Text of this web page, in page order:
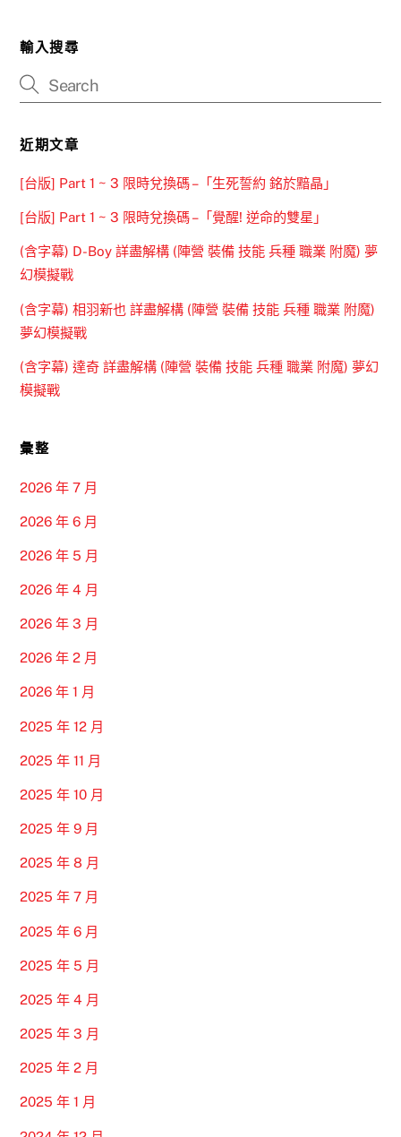
輸入搜尋
近期文章
[台版] Part 1 ~ 3 限時兌換碼 –「生死誓約 銘於黯晶」
[台版] Part 1 ~ 3 限時兌換碼 –「覺醒! 逆命的雙星」
(含字幕) D-Boy 詳盡解構 (陣營 裝備 技能 兵種 職業 附魔) 夢
幻模擬戰
(含字幕) 相羽新也 詳盡解構 (陣營 裝備 技能 兵種 職業 附魔)
夢幻模擬戰
(含字幕) 達奇 詳盡解構 (陣營 裝備 技能 兵種 職業 附魔) 夢幻
模擬戰
彙整
2026 年 7 月
2026 年 6 月
2026 年 5 月
2026 年 4 月
2026 年 3 月
2026 年 2 月
2026 年 1 月
2025 年 12 月
2025 年 11 月
2025 年 10 月
2025 年 9 月
2025 年 8 月
2025 年 7 月
2025 年 6 月
2025 年 5 月
2025 年 4 月
2025 年 3 月
2025 年 2 月
2025 年 1 月